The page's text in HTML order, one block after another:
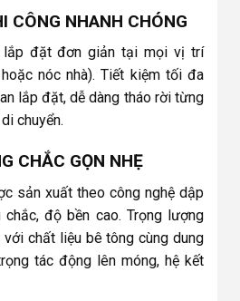
NHANH CHÓNG
lắp đặt đơn giản tại mọi vị trí
nóc nhà). Tiết kiệm tối đa
lắp đặt, dễ dàng tháo rời từng
chuyển.
CHẮC GỌN NHẸ
sản xuất theo công nghệ dập
độ bền cao. Trọng lượng
với chất liệu bê tông cùng dung
tác động lên móng, hệ kết